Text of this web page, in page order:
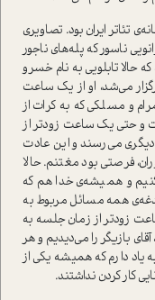
خانه‌ی تئاتر ایران بود. تصاویری
ناسور که پله‌های ناجور
حالا تابلویی به نام خسرو
دارد، بالا می‌رفت. اگر جلسه ساعت 2 برگزار می‌شد، او از یک ساعت
و مسلکی که به کرات از
و حتی یک ساعت زودتر از
دیگری می‌رسند و این عادت
فرصتی بود مغتنم. حالا
کنیم و همیشه‌ی خدا هم که
همه مسائل مربوط به
زودتر از زمان جلسه به
آقای بازیگر را می‌دیدیم و هر
یاد دارم که همیشه یکی از
کار کردن نداشتند.